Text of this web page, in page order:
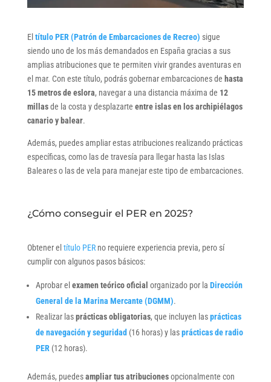
El título PER (Patrón de Embarcaciones de Recreo) sigue
siendo uno de los más demandados en España gracias a sus
amplias atribuciones que te permiten vivir grandes aventuras en
el mar. Con este título, podrás gobernar embarcaciones de hasta
15 metros de eslora, navegar a una distancia máxima de 12
millasde la costa y desplazarte entre islas en los archipiélagos
canario y balear.
Además, puedes ampliar estas atribuciones realizando prácticas
específicas, como las de travesía para llegar hasta las Islas
Baleares o las de vela para manejar este tipo de embarcaciones.
¿Cómo conseguir el PER en 2025?
Obtener el título PERno requiere experiencia previa, pero sí
cumplir con algunos pasos básicos:
Aprobar el examen teórico oficial organizado por la Dirección
General de la Marina Mercante (DGMM).
Realizar lasprácticas obligatorias, que incluyen lasprácticas
de navegación y seguridad (16 horas) y lasprácticas de radio
PER(12 horas).
Además, puedesampliar tus atribucionesopcionalmente con